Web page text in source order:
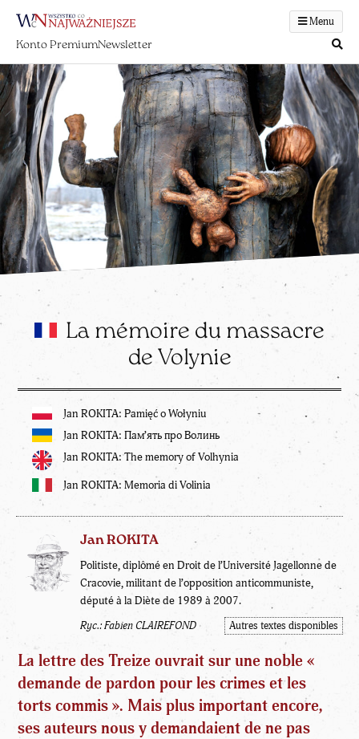
Menu
Konto PremiumNewsletter
La mémoire du massacre
de Volynie
Jan ROKITA: Pamięć o Wołyniu
Jan ROKITA: Пам’ять про Волинь
Jan ROKITA: The memory of Volhynia
Jan ROKITA: Memoria di Volinia
Jan ROKITA
Politiste, diplômé en Droit de l’Université Jagellonne de
Cracovie, militant de l’opposition anticommuniste,
député à la Diète de 1989 à 2007.
Ryc.: Fabien CLAIREFOND Autres textes disponibles
La lettre des Treize ouvrait sur une noble «
demande de pardon pour les crimes et les
torts commis ». Mais plus important encore,
ses auteurs nous y demandaient de ne pas